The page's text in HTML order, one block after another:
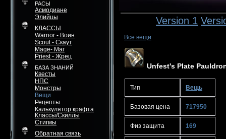
РАСЫ
Асмодиане
Элийцы
КЛАССЫ
Warrior - Воин
Scout - Скаут
Mage- Маг
Priest - Жрец
БАЗА ЗНАНИЙ
Квесты
НПС
Монстры
Вещи
Рецепты
Калькулятор крафта
Классы/Скиллы
Стигмы
Обратная связь
Version 1
Все вещи
Unfest's Plate
Тип Вещь
Базовая цена 717950
Физ защита 169